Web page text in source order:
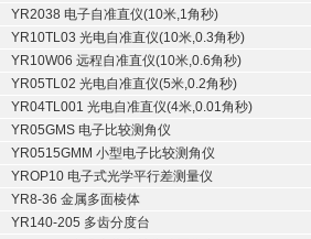
YR2038 电子自准直仪(10米,1角秒)
YR10TL03 光电自准直仪(10米,0.3角秒)
YR10W06 远程自准直仪(10米,0.6角秒)
YR05TL02 光电自准直仪(5米,0.2角秒)
YR04TL001 光电自准直仪(4米,0.01角秒)
YR05GMS 电子比较测角仪
YR0515GMM 小型电子比较测角仪
YROP10 电子式光学平行差测量仪
YR8-36 金属多面棱体
YR140-205 多齿分度台